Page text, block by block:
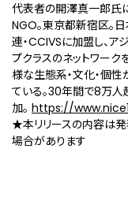
代表者の開澤真一郎氏
NGO。東京都新宿区。
連・CCIVSに加盟し、ア
プクラスのネットワーク
様な生態系・文化・個
ている。30年間で8万
加。 https://
★本リリースの内容は
場合があります